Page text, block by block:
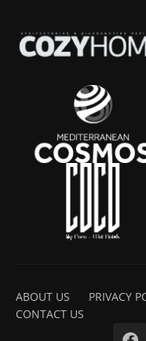
ABOUT US PRIVACY
CONTACT US